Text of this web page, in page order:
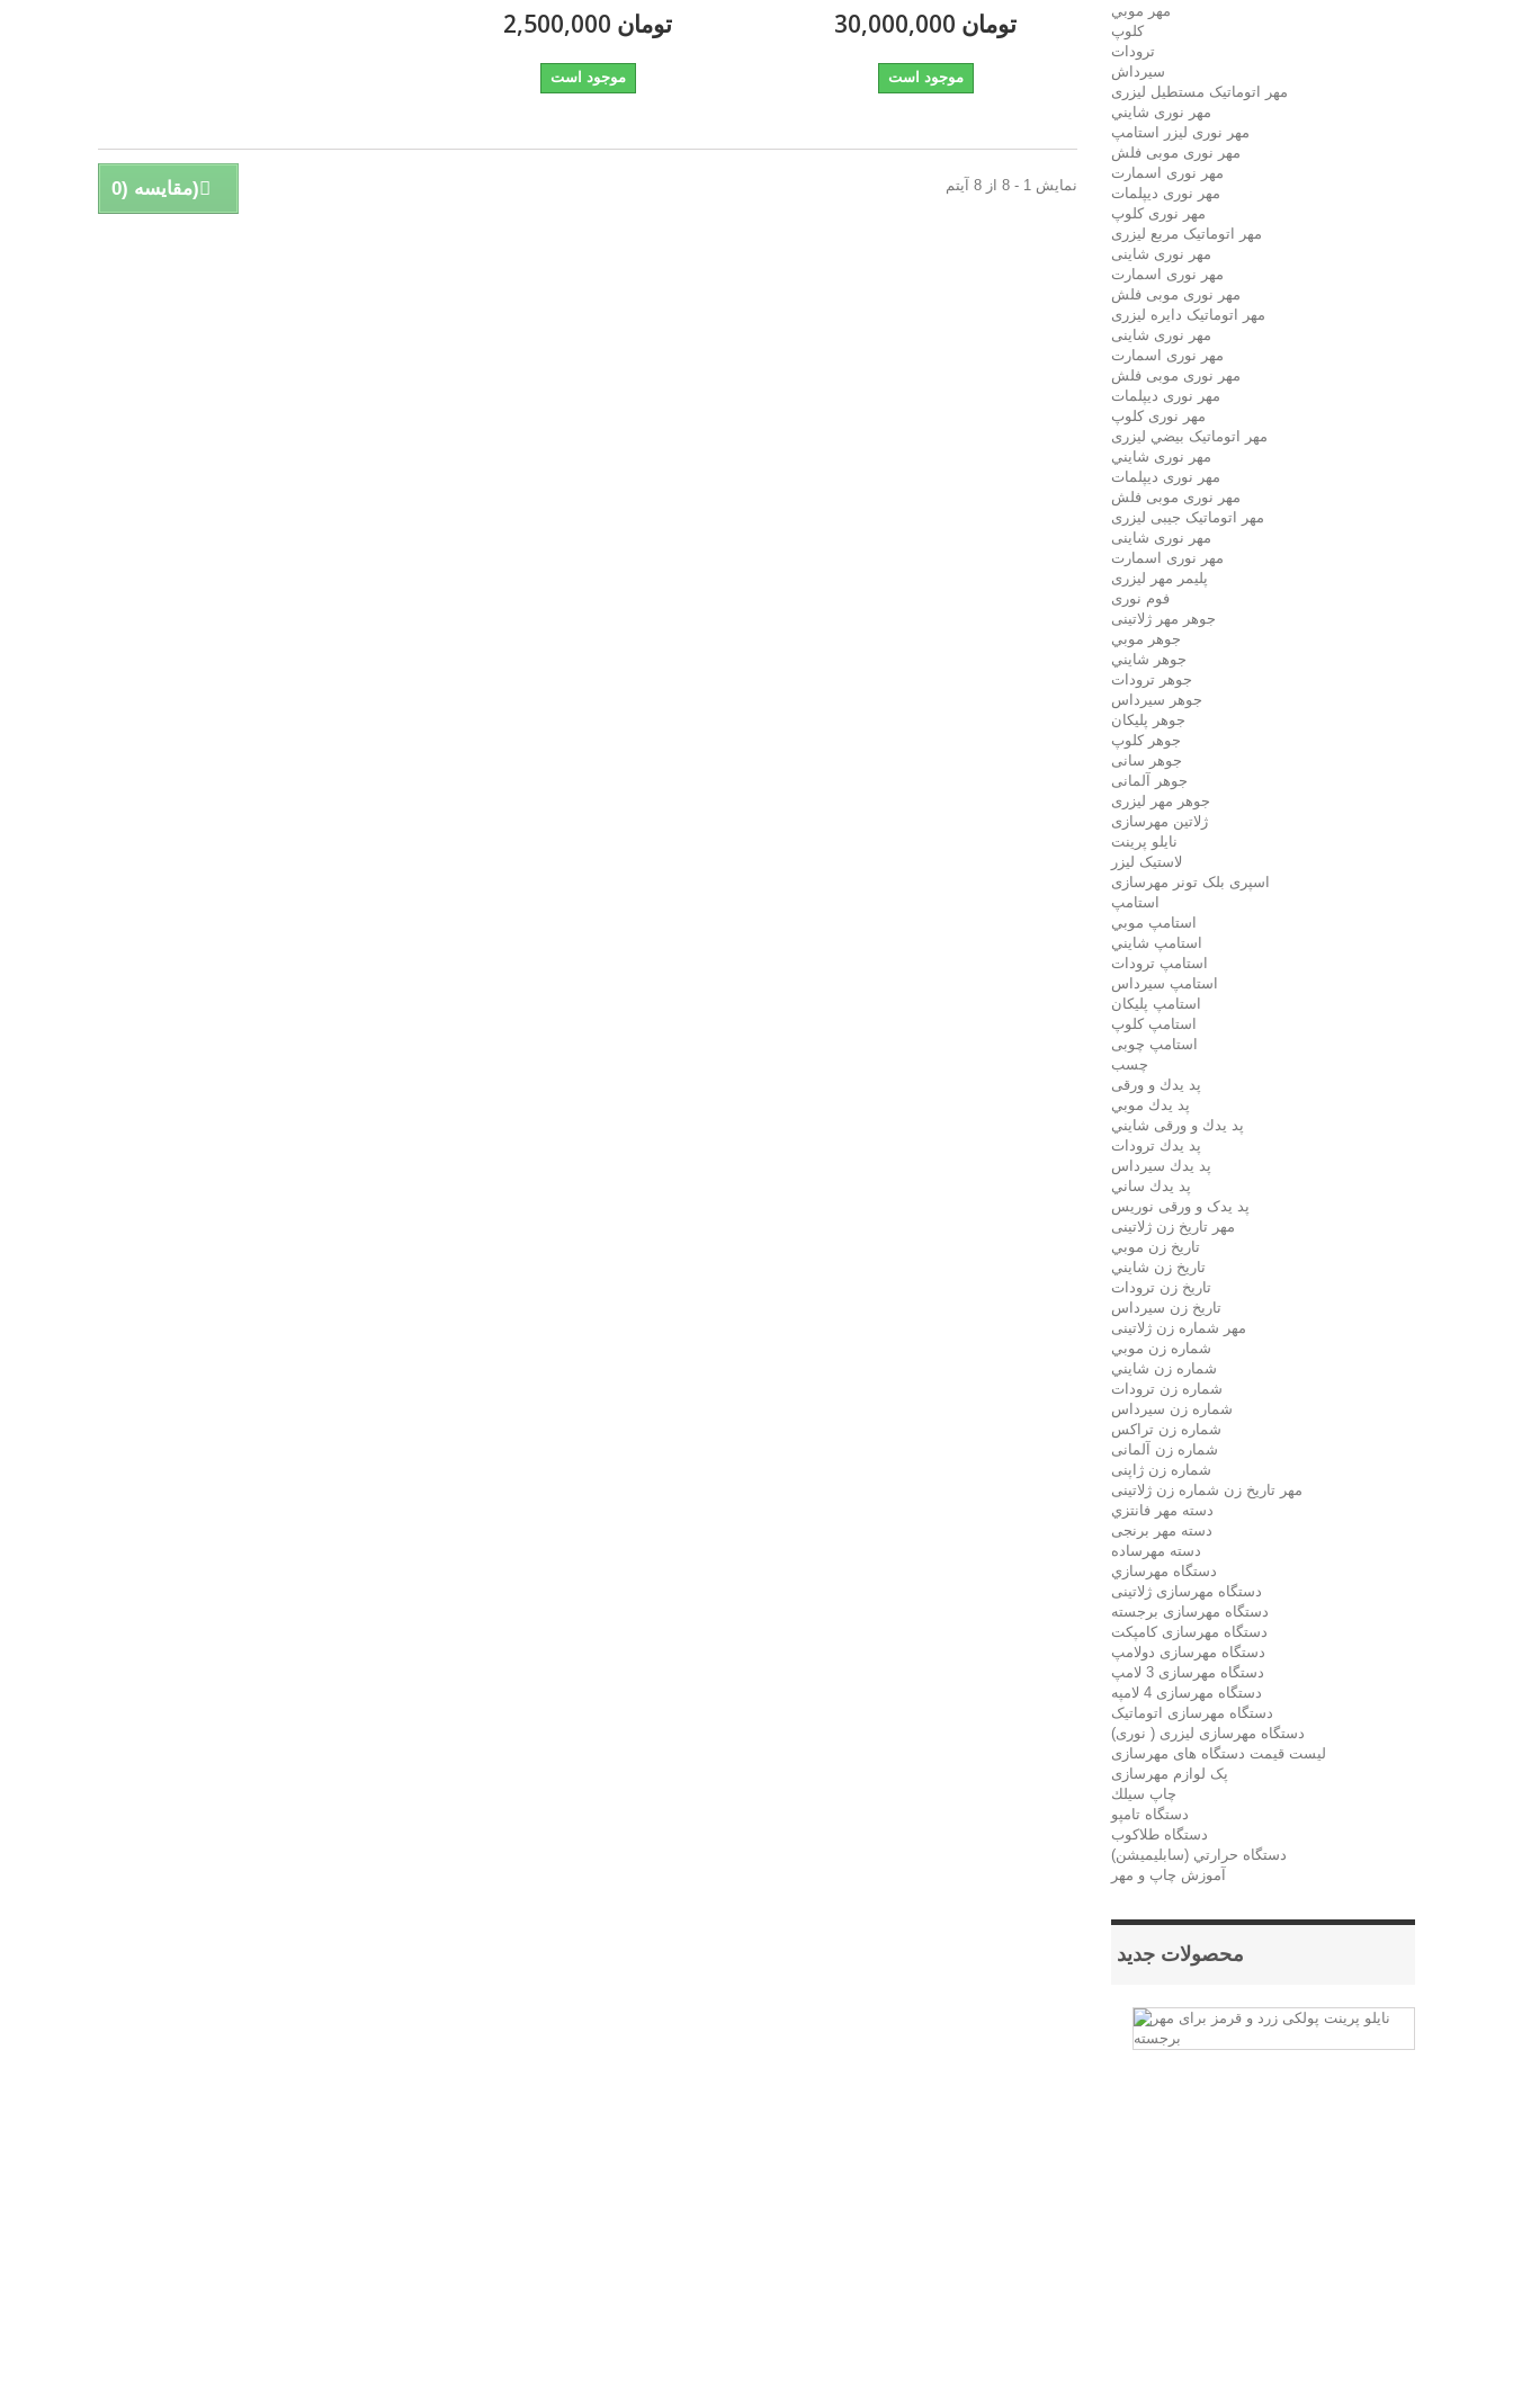
مهر موبي
کلوپ
ترودات
سیرداش
مهر اتوماتیک مستطیل لیزری
مهر نوری شايني
مهر نوری لیزر استامپ
مهر نوری موبی فلش
مهر نوری اسمارت
مهر نوری ديپلمات
مهر نوری کلوپ
مهر اتوماتیک مربع لیزری
مهر نوری شاینی
مهر نوری اسمارت
مهر نوری موبی فلش
مهر اتوماتیک دايره لیزری
مهر نوری شاینی
مهر نوری اسمارت
مهر نوری موبی فلش
مهر نوری دیپلمات
مهر نوری کلوپ
مهر اتوماتیک بيضي لیزری
مهر نوری شايني
مهر نوری دیپلمات
مهر نوری موبی فلش
مهر اتوماتیک جیبی لیزری
مهر نوری شاینی
مهر نوری اسمارت
پلیمر مهر لیزری
فوم نوری
جوهر مهر ژلاتینی
جوهر موبي
جوهر شايني
جوهر ترودات
جوهر سيرداس
جوهر پلیکان
جوهر کلوپ
جوهر سانی
جوهر آلمانی
جوهر مهر لیزری
ژلاتين مهرسازی
نایلو پرینت
لاستیک لیزر
اسپری بلک تونر مهرسازی
استامپ
استامپ موبي
استامپ شايني
استامپ ترودات
استامپ سيرداس
استامپ پلیکان
استامپ کلوپ
استامپ چوبی
چسب
پد يدك و ورقی
پد يدك موبي
پد يدك و ورقی شايني
پد يدك ترودات
پد يدك سيرداس
پد يدك ساني
پد یدک و ورقی نوریس
مهر تاريخ زن ژلاتینی
تاريخ زن موبي
تاريخ زن شايني
تاريخ زن ترودات
تاريخ زن سيرداس
مهر شماره زن ژلاتینی
شماره زن موبي
شماره زن شايني
شماره زن ترودات
شماره زن سيرداس
شماره زن تراکس
شماره زن آلمانی
شماره زن ژاپنی
مهر تاریخ زن شماره زن ژلاتینی
دسته مهر فانتزي
دسته مهر برنجی
دسته مهرساده
دستگاه مهرسازي
دستگاه مهرسازی ژلاتینی
دستگاه مهرسازی برجسته
دستگاه مهرسازی کامپکت
دستگاه مهرسازی دولامپ
دستگاه مهرسازی 3 لامپ
دستگاه مهرسازی 4 لامپه
دستگاه مهرسازی اتوماتیک
دستگاه مهرسازی لیزری ( نوری)
لیست قیمت دستگاه های مهرسازی
پک لوازم مهرسازی
چاپ سيلك
دستگاه تامپو
دستگاه طلاکوب
دستگاه حرارتي (سابليميشن)
آموزش چاپ و مهر
محصولات جدید
نایلو
پرینت
پولکی
30,000,000 تومان
موجود است
2,500,000 تومان
موجود است
مقایسه (0 ) نمایش 1 - 8 از 8 آیتم